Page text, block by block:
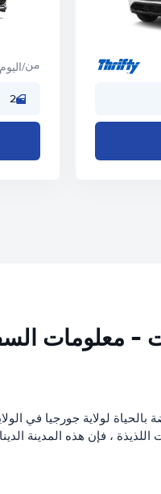
من/اليوم
2
- معلومات
بالحياة لولاية جورجيا في
، فإن هذه المدينة